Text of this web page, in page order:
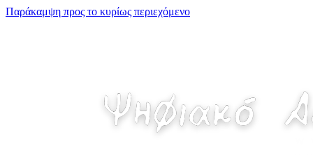
Παράκαμψη προς το κυρίως περιεχόμενο